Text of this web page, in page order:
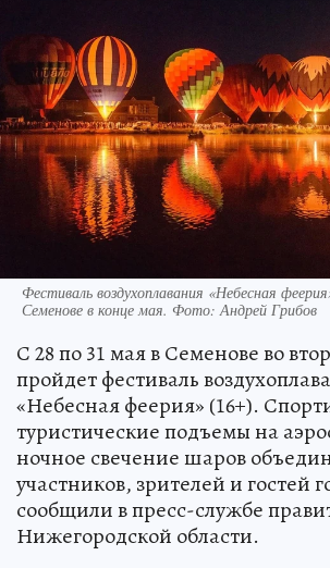
Фестиваль воздухоплавания «Небесная
Семенове в конце мая. Фото: Андрей Грибов
С 28 по 31 мая в Семенове во
пройдет фестиваль
«Небесная феерия» (16+).
туристические подъемы на
ночное свечение шаров
участников, зрителей и гостей
сообщили в пресс-службе
Нижегородской области.